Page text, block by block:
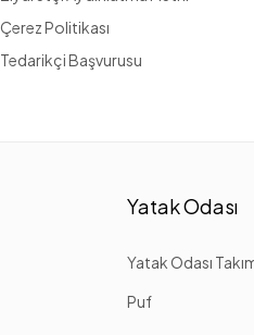
Çerez Politikası
Tedarikçi Başvurusu
Yatak Odası
Yatak Odası
Puf